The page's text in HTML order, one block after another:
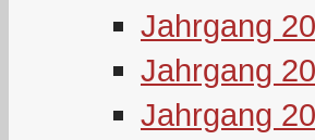
Jahrgang
Jahrgang
Jahrgang